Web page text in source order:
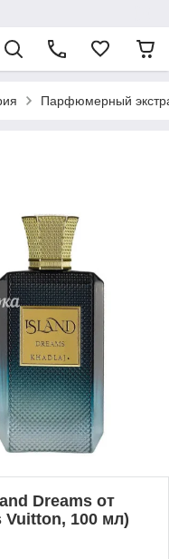
Парфюмерный
Dreams от
Vuitton, 100 мл)